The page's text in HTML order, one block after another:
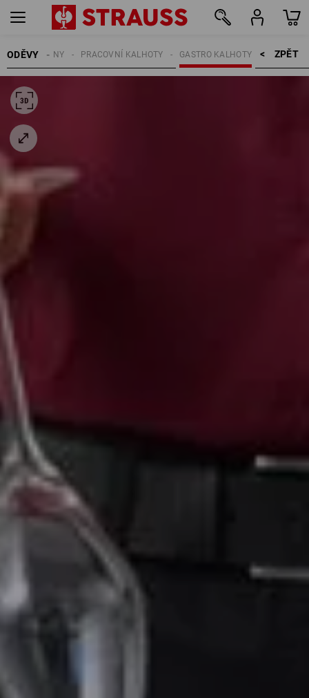
ODĚVY ZPĚT    >
GASTRO KALHOTY
PRACOVNÍ KALHOTY
ŽENY